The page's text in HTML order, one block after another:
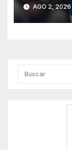
AGO 2, 2026